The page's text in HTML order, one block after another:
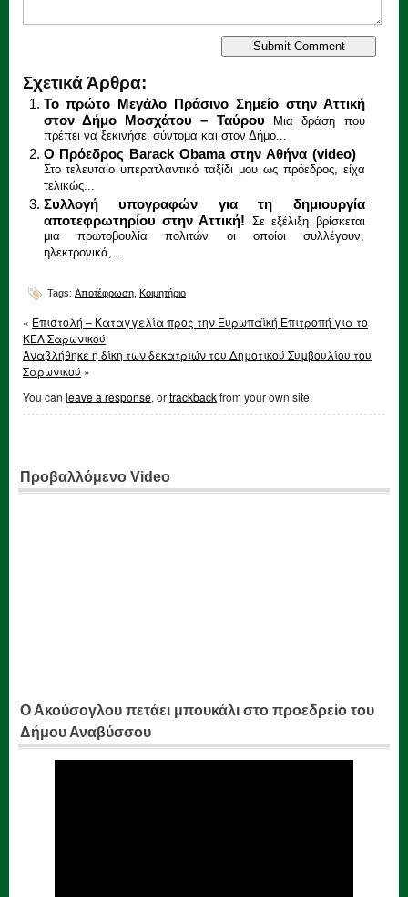
Σχετικά Άρθρα:
Το πρώτο Μεγάλο Πράσινο Σημείο στην Αττική
στον Δήμο Μοσχάτου – Ταύρου
Μια δράση που
πρέπει να ξεκινήσει σύντομα και στον Δήμο...
Ο Πρόεδρος Barack Obama στην Αθήνα (video)
Στο τελευταίο υπερατλαντικό ταξίδι μου ως πρόεδρος, είχα
τελικώς...
Συλλογή υπογραφών για τη δημιουργία
αποτεφρωτηρίου στην Αττική!
Σε εξέλιξη βρίσκεται
μια πρωτοβουλία πολιτών οι οποίοι συλλέγουν,
ηλεκτρονικά,...
Tags: Αποτέφρωση Κοιμητήριο
« Επιστολή – Καταγγελία προς την Ευρωπαϊκή Επιτροπή για το
ΚΕΛ Σαρωνικού
Αναβλήθηκε η δίκη των δεκατριών του Δημοτικού Συμβουλίου του
Σαρωνικού »
You can leave a response, ortrackbackfrom your own site.
Προβαλλόμενο Video
Ο Ακούσογλου πετάει μπουκάλι στο προεδρείο του
Δήμου Αναβύσσου